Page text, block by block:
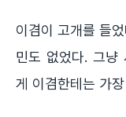
이겸이 고개를 들
민도 없었다. 그냥
게 이겸한테는 가